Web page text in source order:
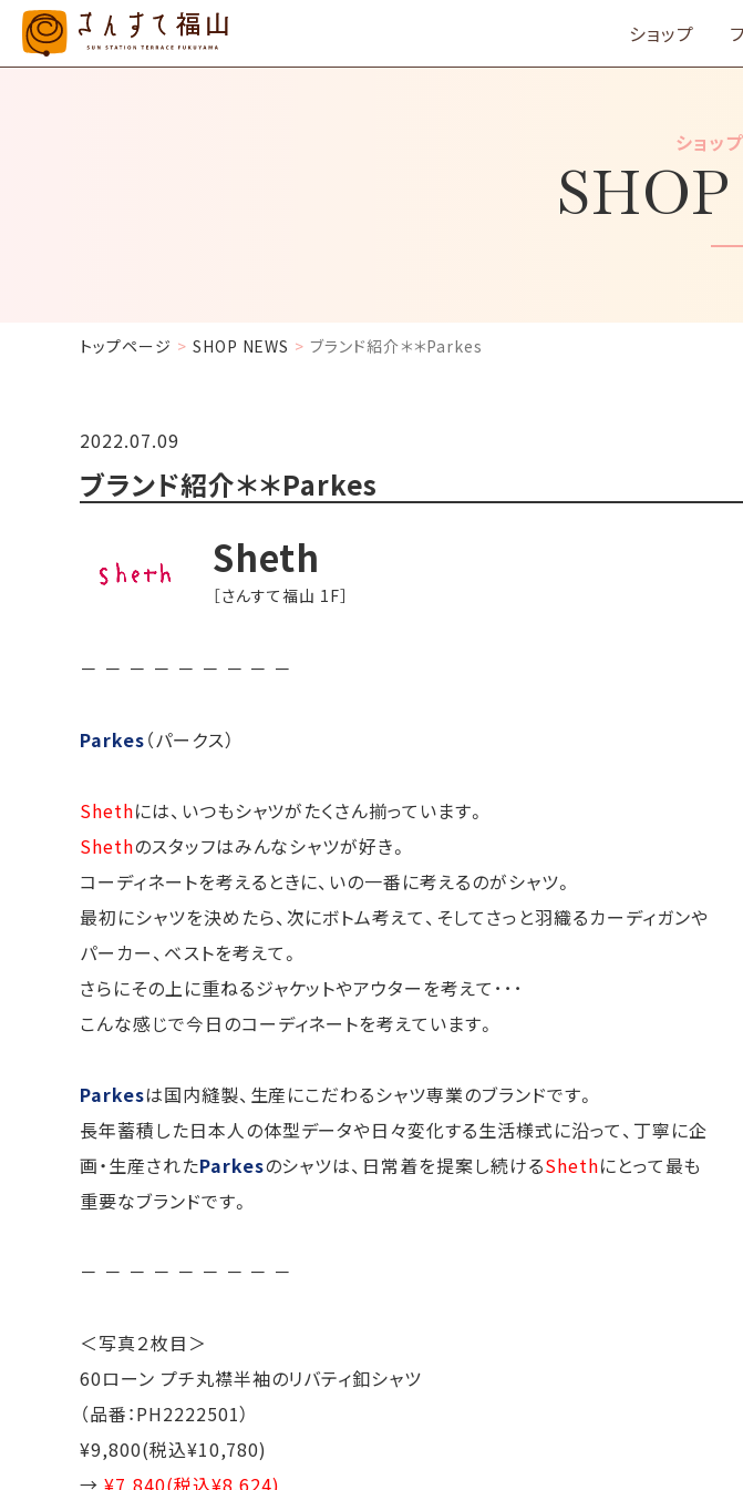
ショップ
ショッ
トップページ SHOP NEWS ブランド紹介＊＊Parkes
2022.07.09
ブランド紹介＊＊Parkes
Sheth
［さんすて福山 1F］
－ － － － － － － － －
Parkes（パークス）
Shethには、いつもシャツがたくさん揃っています。
Shethのスタッフはみんなシャツが好き。
コーディネートを考えるときに、いの一番に考えるのがシャツ。
最初にシャツを決めたら、次にボトム考えて、そしてさっと羽織るカーディガンや
パーカー、ベストを考えて。
さらにその上に重ねるジャケットやアウターを考えて･･･
こんな感じで今日のコーディネートを考えています。
Parkesは国内縫製、生産にこだわるシャツ専業のブランドです。
長年蓄積した日本人の体型データや日々変化する生活様式に沿って、丁寧に企
画・生産されたParkesのシャツは、日常着を提案し続けるShethにとって最も
重要なブランドです。
－ － － － － － － － －
＜写真２枚目＞
60ローン プチ丸襟半袖のリバティ釦シャツ
（品番：PH2222501）
¥9,800(税込¥10,780)
→ ¥7,840(税込¥8,624)